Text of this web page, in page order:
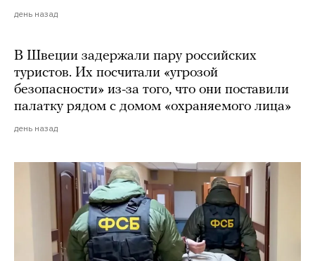
день назад
В Швеции задержали пару российских
туристов. Их посчитали «угрозой
безопасности» из-за того, что они поставили
палатку рядом с домом «охраняемого лица»
день назад